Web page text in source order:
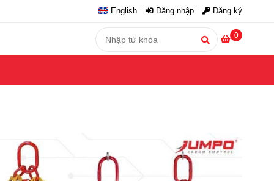
English Đăng nhập Đăng ký
0